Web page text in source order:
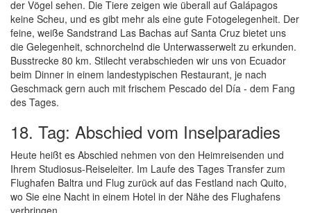
der Vögel sehen. Die Tiere zeigen wie überall auf Galápagos
keine Scheu, und es gibt mehr als eine gute Fotogelegenheit. Der
feine, weiße Sandstrand Las Bachas auf Santa Cruz bietet uns
die Gelegenheit, schnorchelnd die Unterwasserwelt zu erkunden.
Busstrecke 80 km. Stilecht verabschieden wir uns von Ecuador
beim Dinner in einem landestypischen Restaurant, je nach
Geschmack gern auch mit frischem Pescado del Día - dem Fang
des Tages.
18. Tag: Abschied vom Inselparadies
Heute heißt es Abschied nehmen von den Heimreisenden und
Ihrem Studiosus-Reiseleiter. Im Laufe des Tages Transfer zum
Flughafen Baltra und Flug zurück auf das Festland nach Quito,
wo Sie eine Nacht in einem Hotel in der Nähe des Flughafens